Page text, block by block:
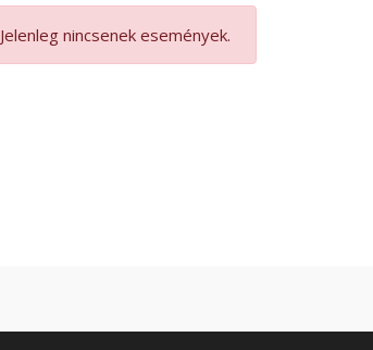
Jelenleg nincsenek események.